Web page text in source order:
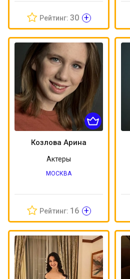
Рейтинг: 30 +
Козлова Арина
Актеры
МОСКВА
Рейтинг: 16 +